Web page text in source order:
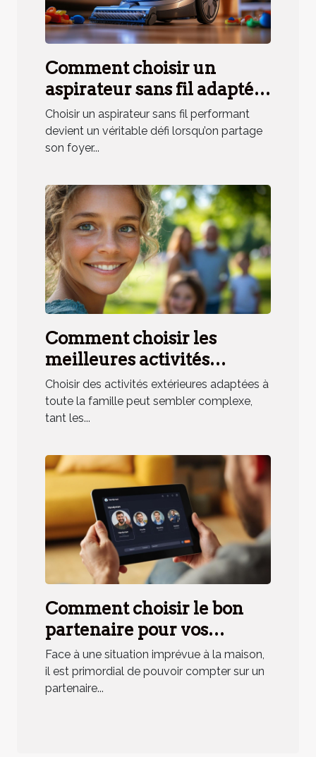
Comment choisir un
aspirateur sans fil adapté
aux besoins des ménages
avec animaux ?
Choisir un aspirateur sans fil performant
devient un véritable défi lorsqu’on partage
son foyer...
Comment choisir les
meilleures activités
extérieures pour toute la
famille ?
Choisir des activités extérieures adaptées à
toute la famille peut sembler complexe,
tant les...
Comment choisir le bon
partenaire pour vos
urgences domestiques ?
Face à une situation imprévue à la maison,
il est primordial de pouvoir compter sur un
partenaire...